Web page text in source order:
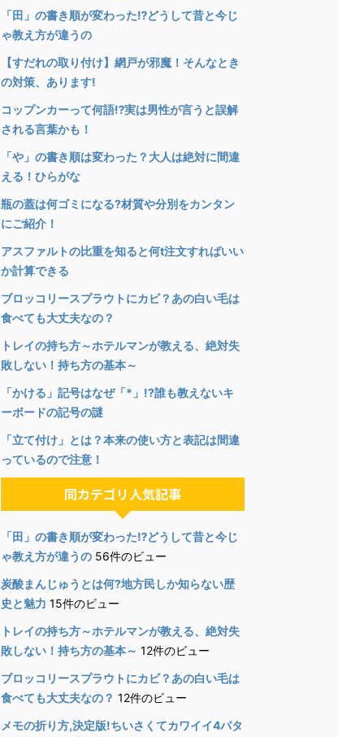
「田」の書き順が変わった⁉︎どうして昔と今じ
ゃ教え方が違うの
【すだれの取り付け】網戸が邪魔！そんなとき
の対策、あります!
コップンカーって何語⁉︎実は男性が言うと誤解
される言葉かも！
「や」の書き順は変わった？大人は絶対に間違
える！ひらがな
瓶の蓋は何ゴミになる?材質や分別をカンタン
にご紹介！
アスファルトの比重を知ると何t注文すればいい
か計算できる
ブロッコリースプラウトにカビ？あの白い毛は
食べても大丈夫なの？
トレイの持ち方～ホテルマンが教える、絶対失
敗しない！持ち方の基本～
「かける」記号はなぜ「*」!?誰も教えないキ
ーボードの記号の謎
「立て付け」とは？本来の使い方と表記は間違
っているので注意！
同カテゴリ人気記事
「田」の書き順が変わった⁉︎どうして昔と今じ
ゃ教え方が違うの 56件のビュー
炭酸まんじゅうとは何?地方民しか知らない歴
史と魅力 15件のビュー
トレイの持ち方～ホテルマンが教える、絶対失
敗しない！持ち方の基本～ 12件のビュー
ブロッコリースプラウトにカビ？あの白い毛は
食べても大丈夫なの？ 12件のビュー
メモの折り方,決定版!ちいさくてカワイイ4パタ